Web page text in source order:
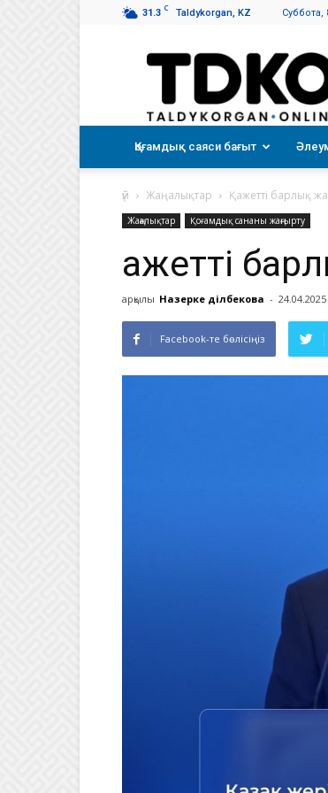
31.3 C Taldykorgan, KZ Суббота,
Талдықорған
Қоғамдық саяси бағыт
үй Жаңалықтар Қажетті барлық
Жаңалықтар Қоғамдық сананы жаңғырту
Қажетті
арқылы Назерке Әділбекова - 24.04.2025
Facebook-те бөлісіңіз